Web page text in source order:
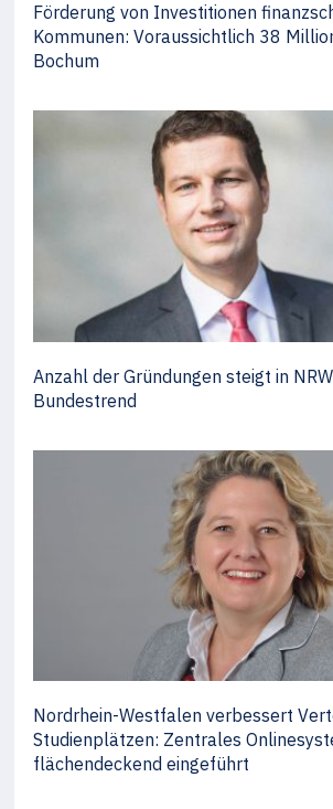
Förderung von Investitionen
Kommunen: Voraussichtlich 38
Bochum
Anzahl der Gründungen steigt in
Bundestrend
Nordrhein-Westfalen verbessert
Studienplätzen: Zentrales
flächendeckend eingeführt